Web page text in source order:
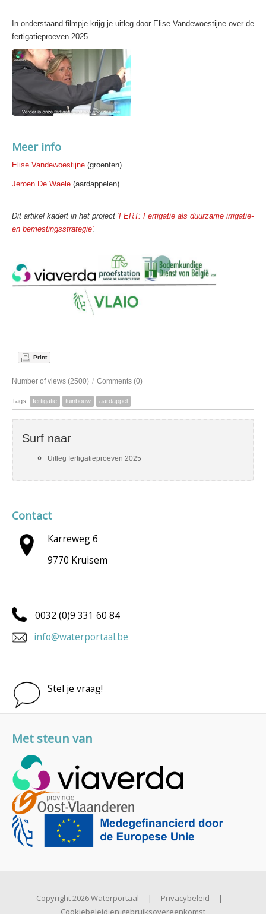
In onderstaand filmpje krijg je uitleg door Elise Vandewoestijne over de
fertigatieproeven 2025.
Meer info
Elise Vandewoestijne (groenten)
Jeroen De Waele (aardappelen)
Dit artikel kadert in het project 'FERT: Fertigatie als duurzame irrigatie-
en bemestingsstrategie'.
Print
Number of views (2500) / Comments (0)
Tags: fertigatie tuinbouw aardappel
Surf naar
Uitleg fertigatieproeven 2025
Contact
Karreweg 6
9770 Kruisem
0032 (0)9 331 60 84
info@waterportaal.be
Stel je vraag!
Met steun van
Copyright 2026 Waterportaal | Privacybeleid
|
Cookiebeleid en gebruiksovereenkomst